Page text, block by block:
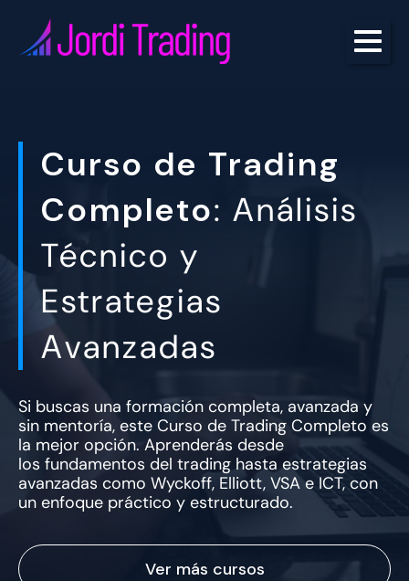
Curso de Trading
Completo: Análisis
Técnico y
Estrategias
Avanzadas
Si buscas una formación completa, avanzada y
sin mentoría, este Curso de Trading Completo es
la mejor opción. Aprenderás desde
los fundamentos del trading hasta estrategias
avanzadas como Wyckoff, Elliott, VSA e ICT, con
un enfoque práctico y estructurado.
Ver más cursos